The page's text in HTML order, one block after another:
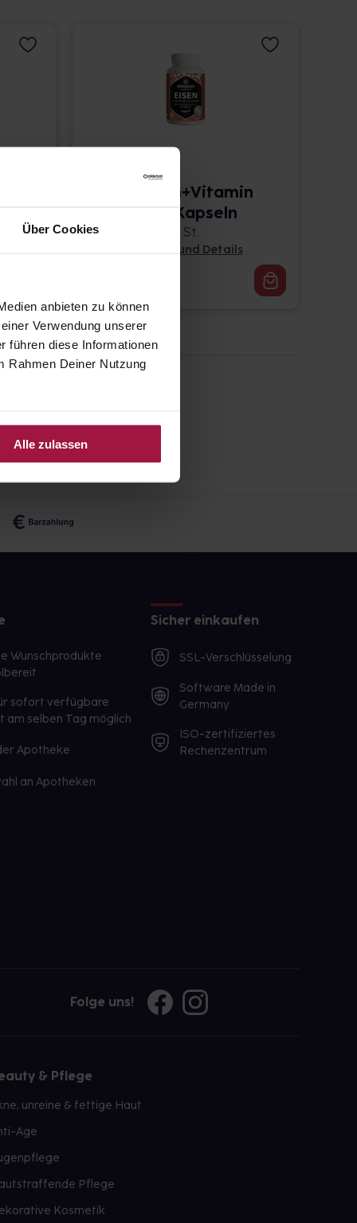
Über Cookies
anbieten zu können
Verwendung unserer
führen diese Informationen
Rahmen Deiner Nutzung
Alle zulassen
EISEN 20
mg+Histidin+Vitamin
e C/B9/B12 Kapseln
90 St. • 0,20 € / St.
Pflichtangaben und Details
Wunschprodukte
sofort verfügbare
am selben Tag möglich
Apotheke
an Apotheken
Sicher einkaufen
SSL-Verschlüsselung
Software Made in
Germany
ISO-zertifiziertes
Rechenzentrum
Folge uns!
& Pflege
unreine & fettige Haut
Age
Pflege
Kosmetik